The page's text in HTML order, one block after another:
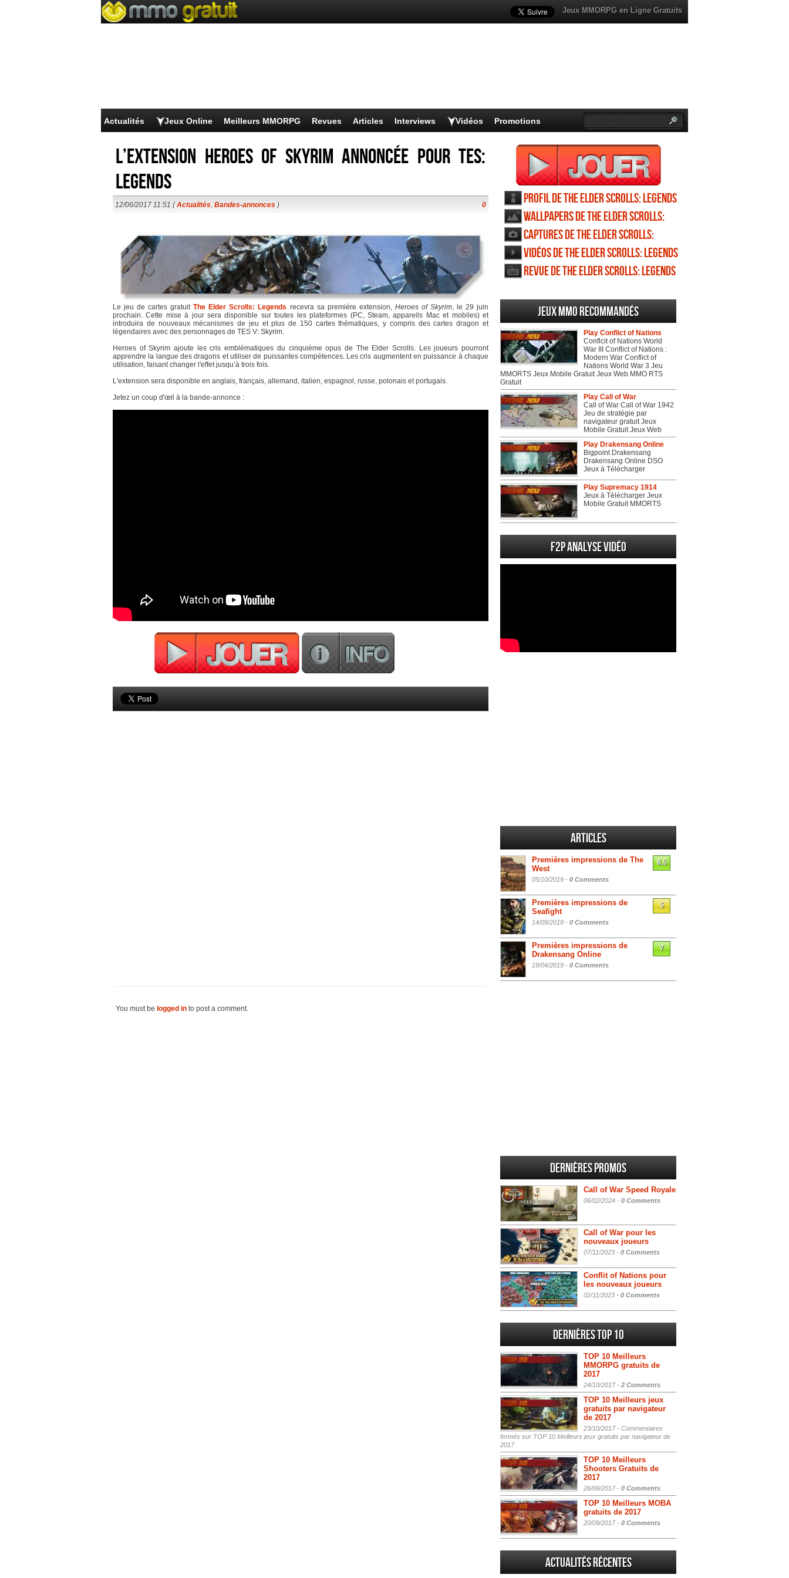
Jeux MMORPG en Ligne Gratuits
Actualités Jeux Online Meilleurs MMORPG Revues Articles Interviews Vidéos Promotions
L’extension Heroes of Skyrim annoncée pour TES:
Legends
12/06/2017 11:51 (Actualités, Bandes-annonces ) 0
Le jeu de cartes gratuitThe Elder Scrolls: Legends recevra sa première extension, Heroes of Skyrim, le 29 juin
prochain. Cette mise à jour sera disponible sur toutes les plateformes (PC, Steam, appareils Mac et mobiles) et
introduira de nouveaux mécanismes de jeu et plus de 150 cartes thématiques, y compris des cartes dragon et
légendaires avec des personnages de TES V: Skyrim.
Heroes of Skyrim ajoute les cris emblématiques du cinquième opus de The Elder Scrolls. Les joueurs pourront
apprendre la langue des dragons et utiliser de puissantes compétences. Les cris augmentent en puissance à chaque
utilisation, faisant changer l'effet jusqu’à trois fois.
L'extension sera disponible en anglais, français, allemand, italien, espagnol, russe, polonais et portugais.
Jetez un coup d'œil à la bande-annonce :
You must be logged in to post a comment.
Profil de The Elder Scrolls: Legends
Wallpapers de The Elder Scrolls:
Legends
Captures de The Elder Scrolls:
Legends
Vidéos de The Elder Scrolls: Legends
Revue de The Elder Scrolls: Legends
Jeux MMO recommandés
Play Conflict of Nations
Conflcit of Nations World
War III Conflict of Nations :
Modern War Conflict of
Nations World War 3 Jeu
MMORTS Jeux Mobile Gratuit Jeux Web MMO RTS
Gratuit
Play Call of War
Call of War Call of War 1942
Jeu de stratégie par
navigateur gratuit Jeux
Mobile Gratuit Jeux Web
Play Drakensang Online
Bigpoint Drakensang
Drakensang Online DSO
Jeux à Télécharger
Play Supremacy 1914
Jeux à Télécharger Jeux
Mobile Gratuit MMORTS
F2P Analyse vidéo
Articles
Premières impressions de The
West
05/10/2019 - 0 Comments
6.5
Premières impressions de
Seafight
14/09/2019 - 0 Comments
5
Premières impressions de
Drakensang Online
19/04/2019 - 0 Comments
7
Dernières promos
Call of War Speed Royale
06/02/2024 - 0 Comments
Call of War pour les
nouveaux joueurs
07/11/2023 - 0 Comments
Conflit of Nations pour
les nouveaux joueurs
02/11/2023 - 0 Comments
Dernières Top 10
TOP 10 Meilleurs
MMORPG gratuits de
2017
24/10/2017 - 2 Comments
TOP 10 Meilleurs jeux
gratuits par navigateur
de 2017
23/10/2017 - Commentaires
fermés sur TOP 10 Meilleurs jeux gratuits par navigateur de
2017
TOP 10 Meilleurs
Shooters Gratuits de
2017
26/09/2017 - 0 Comments
TOP 10 Meilleurs MOBA
gratuits de 2017
20/09/2017 - 0 Comments
Actualités Récentes